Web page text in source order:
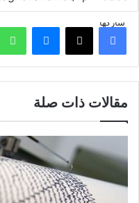
شاركهافيسبوك ‫X ماسنجر
مقالات ذات صلة